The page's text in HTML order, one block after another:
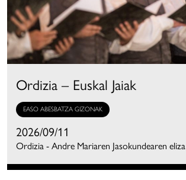
Ordizia – Euskal Jaiak
EASO ABESBATZA GIZONAK
2026/09/11
Ordizia - Andre Mariaren Jasokundearen eliza